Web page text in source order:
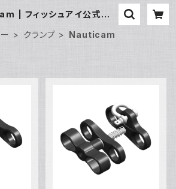
| フィッシュアイ公式オン
クランプ Nauticam